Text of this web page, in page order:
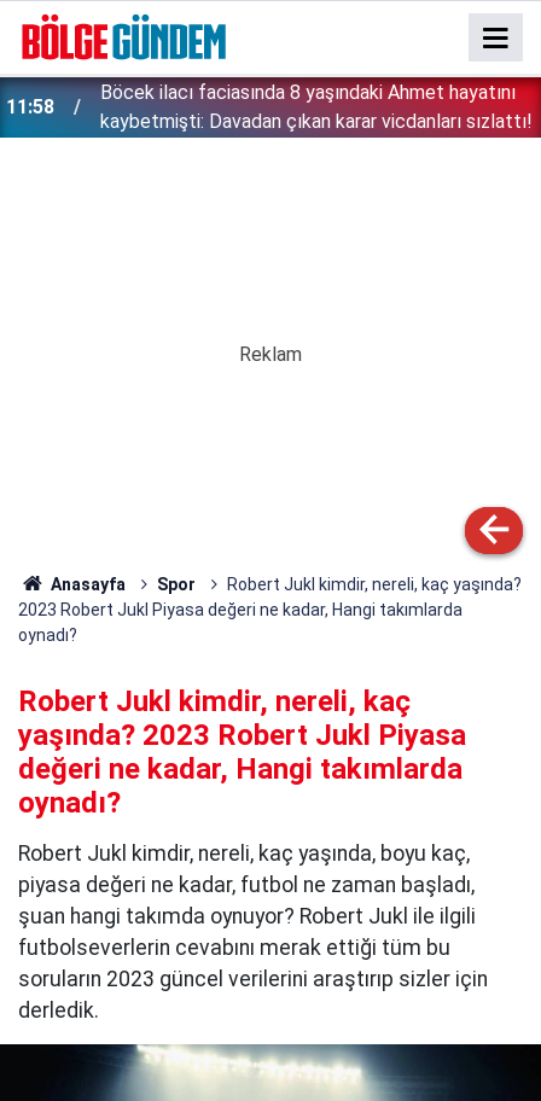
11:42
''Çözülmemiş dosya kalmayacak'' demişti: Bakan
Gürlek şüpheli 2 çocuğun ölümünü mercek altına
Anasayfa Spor
Robert Jukl kimdir, nereli, kaç yaşında?
2023 Robert Jukl Piyasa değeri ne kadar, Hangi takımlarda
oynadı?
Robert Jukl kimdir, nereli, kaç
yaşında? 2023 Robert Jukl Piyasa
değeri ne kadar, Hangi takımlarda
oynadı?
Robert Jukl kimdir, nereli, kaç yaşında, boyu kaç,
piyasa değeri ne kadar, futbol ne zaman başladı,
şuan hangi takımda oynuyor? Robert Jukl ile ilgili
futbolseverlerin cevabını merak ettiği tüm bu
soruların 2023 güncel verilerini araştırıp sizler için
derledik.